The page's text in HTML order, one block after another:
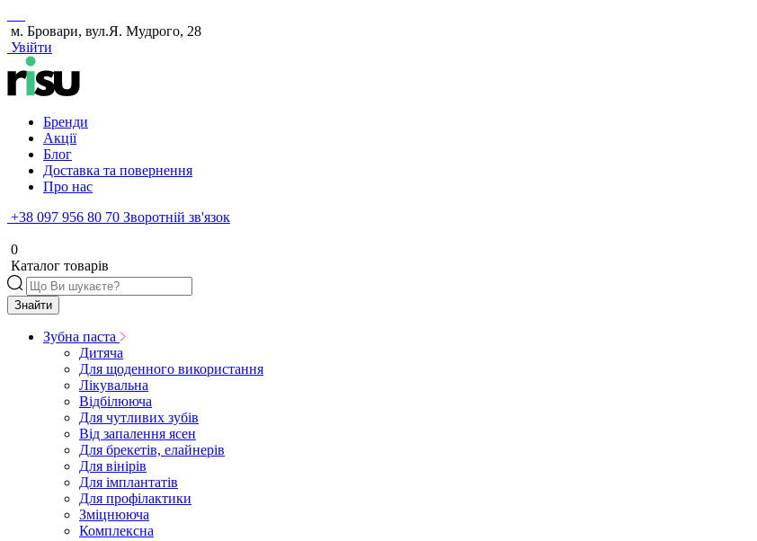
м. Бровари, вул.Я. Мудрого, 28
Увійти
Бренди
Акції
Блог
Доставка та повернення
Про нас
+38 097 956 80 70 Зворотній зв'язок
0
Каталог товарів
Знайти
Зубна паста
Дитяча
Для щоденного використання
Лікувальна
Відбілююча
Для чутливих зубів
Від запалення ясен
Для брекетів, елайнерів
Для вінірів
Для імплантатів
Для профілактики
Зміцнююча
Комплексна